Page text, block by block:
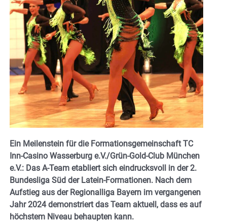
Ein Meilenstein für die Formationsgemeinschaft TC
Inn-Casino Wasserburg e.V./Grün-Gold-Club München
e.V.: Das A-Team etabliert sich eindrucksvoll in der 2.
Bundesliga Süd der Latein-Formationen. Nach dem
Aufstieg aus der Regionalliga Bayern im vergangenen
Jahr 2024 demonstriert das Team aktuell, dass es auf
höchstem Niveau behaupten kann.